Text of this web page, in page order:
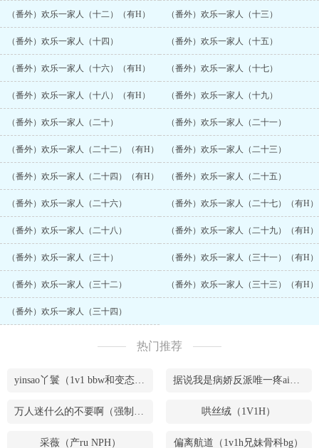
（番外）欢乐一家人（十二）（有H） （番外）欢乐一家人（十三）
（番外）欢乐一家人（十四） （番外）欢乐一家人（十五）
（番外）欢乐一家人（十六）（有H） （番外）欢乐一家人（十七）
（番外）欢乐一家人（十八）（有H） （番外）欢乐一家人（十九）
（番外）欢乐一家人（二十） （番外）欢乐一家人（二十一）
（番外）欢乐一家人（二十二）（有H） （番外）欢乐一家人（二十三）
（番外）欢乐一家人（二十四）（有H） （番外）欢乐一家人（二十五）
（番外）欢乐一家人（二十六） （番外）欢乐一家人（二十七）（有H）
（番外）欢乐一家人（二十八） （番外）欢乐一家人（二十九）（有H）
（番外）欢乐一家人（三十） （番外）欢乐一家人（三十一）（有H）
（番外）欢乐一家人（三十二） （番外）欢乐一家人（三十三）（有H）
（番外）欢乐一家人（三十四）
热门推荐
yinsao丫鬟（1v1 bbw和变态腹黑男） 据说我是病娇反派唯一疼ai的妹妹（兄妹骨）
万人迷什么的不要啊（强制NPH） 哄丝绒（1V1H）
采薇（产ru NPH） 偏离航道（1v1h兄妹骨科bg）